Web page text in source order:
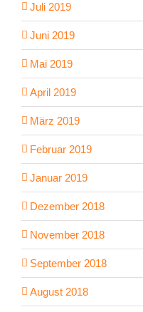
Juli 2019
Juni 2019
Mai 2019
April 2019
März 2019
Februar 2019
Januar 2019
Dezember 2018
November 2018
September 2018
August 2018